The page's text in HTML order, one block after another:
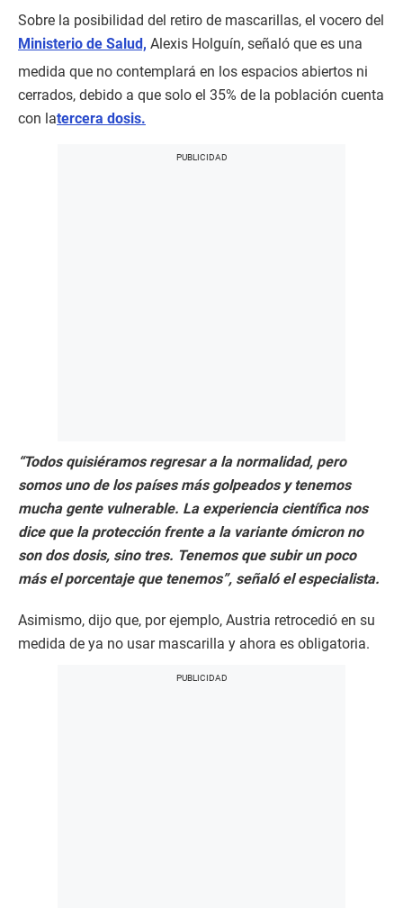
Sobre la posibilidad del retiro de mascarillas, el vocero del
Ministerio de Salud, Alexis Holguín, señaló que es una
medida que no contemplará en los espacios abiertos ni
cerrados, debido a que solo el 35% de la población cuenta
con latercera dosis.
“Todos quisiéramos regresar a la normalidad, pero
somos uno de los países más golpeados y tenemos
mucha gente vulnerable. La experiencia científica nos
dice que la protección frente a la variante ómicron no
son dos dosis, sino tres. Tenemos que subir un poco
más el porcentaje que tenemos”, señaló el especialista.
Asimismo, dijo que, por ejemplo, Austria retrocedió en su
medida de ya no usar mascarilla y ahora es obligatoria.